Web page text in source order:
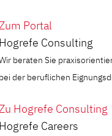
Portal
Consulting
beraten Sie
der beruflichen
Hogrefe Consulting
Careers